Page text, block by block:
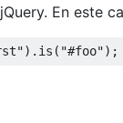
En este
). is ( "#foo");